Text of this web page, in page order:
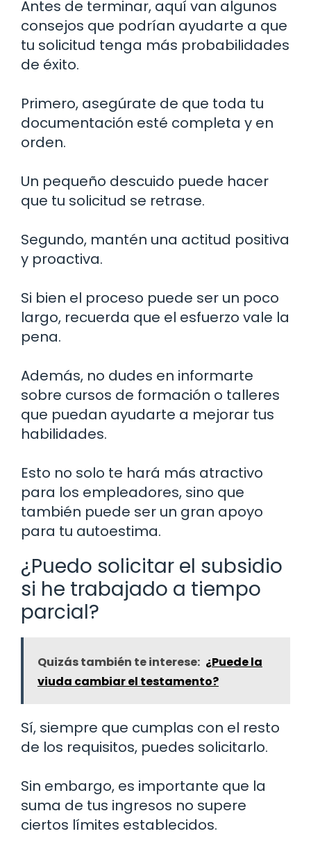
Antes de terminar, aquí van algunos
consejos que podrían ayudarte a que
tu solicitud tenga más probabilidades
de éxito.
Primero, asegúrate de que toda tu
documentación esté completa y en
orden.
Un pequeño descuido puede hacer
que tu solicitud se retrase.
Segundo, mantén una actitud positiva
y proactiva.
Si bien el proceso puede ser un poco
largo, recuerda que el esfuerzo vale la
pena.
Además, no dudes en informarte
sobre cursos de formación o talleres
que puedan ayudarte a mejorar tus
habilidades.
Esto no solo te hará más atractivo
para los empleadores, sino que
también puede ser un gran apoyo
para tu autoestima.
¿Puedo solicitar el subsidio
si he trabajado a tiempo
parcial?
Quizás también te interese: ¿Puede la
viuda cambiar el testamento?
Sí, siempre que cumplas con el resto
de los requisitos, puedes solicitarlo.
Sin embargo, es importante que la
suma de tus ingresos no supere
ciertos límites establecidos.